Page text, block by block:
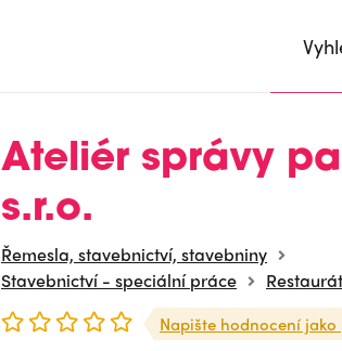
Ateliér správy
s.r.o.
Řemesla, stavebnictví, stavebniny
Stavebnictví - speciální práce
Napište hodnocení